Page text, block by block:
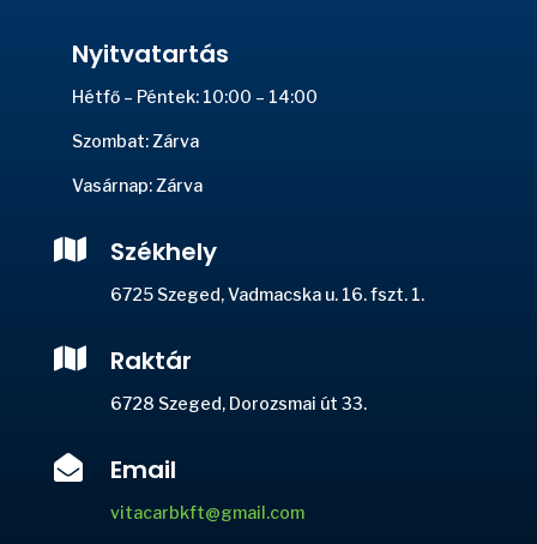
Nyitvatartás
Hétfő – Péntek: 10:00 – 14:00
Szombat: Zárva
Vasárnap: Zárva
 Székhely
6725 Szeged, Vadmacska u. 16. fszt. 1.
 Raktár
6728 Szeged, Dorozsmai út 33.
 Email
vitacarbkft@gmail.com